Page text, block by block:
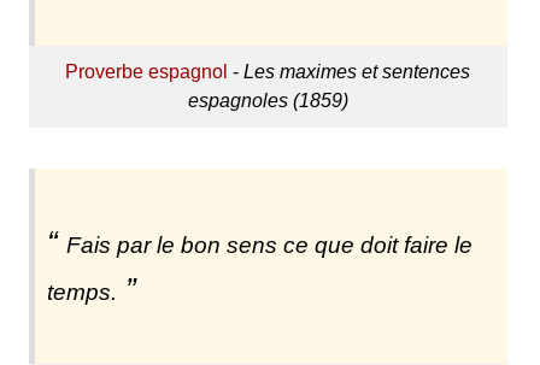
Proverbe espagnol -Les maximes et sentences
espagnoles (1859)
Fais par le bon sens ce que doit faire le
temps.